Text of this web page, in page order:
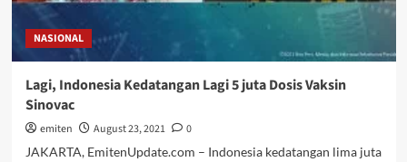
NASIONAL
Lagi, Indonesia Kedatangan Lagi 5 juta Dosis Vaksin
Sinovac
emiten August 23, 2021
0
JAKARTA, EmitenUpdate.com – Indonesia kedatangan lima juta